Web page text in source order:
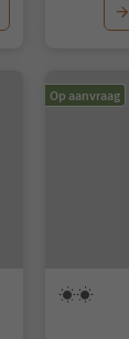
Op aanvraag